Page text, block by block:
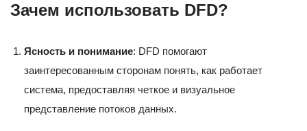
Зачем использовать DFD?
Ясность и понимание: DFD помогают
заинтересованным сторонам понять, как работает
система, предоставляя четкое и визуальное
представление потоков данных.